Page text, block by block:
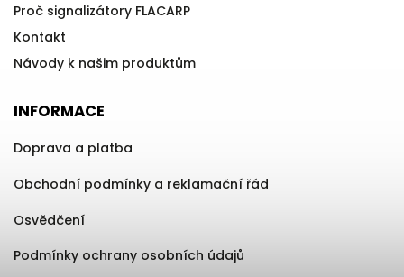
Proč signalizátory FLACARP
Kontakt
Návody k našim produktům
INFORMACE
Doprava a platba
Obchodní podmínky a reklamační řád
Osvědčení
Podmínky ochrany osobních údajů